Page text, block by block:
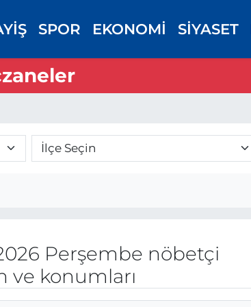
SPOR EKONOMİ SİYASET
Perşembe nöbetçi
ve konumları